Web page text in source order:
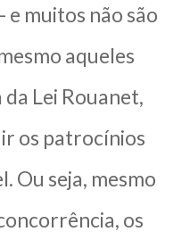
e muitos não são
aqueles
Lei Rouanet,
os patrocínios
Ou seja, mesmo
os